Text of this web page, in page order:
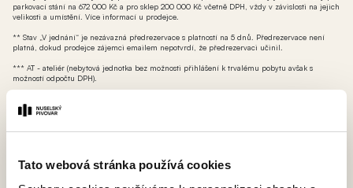
Tato webová stránka používá cookies
parkovací stání na 672 000 Kč a pro sklep 200 000 Kč včetně DPH, vždy v závislosti na jejich
velikosti a umístění. Více informací u prodejce.
** Stav „V jednání“ je nezávazná předrezervace s platností na 5 dnů. Předrezervace není
platná, dokud prodejce zájemci emailem nepotvrdí, že předrezervaci učinil.
*** AT - ateliér (nebytová jednotka bez možnosti přihlášení k trvalému pobytu avšak s
možností odpočtu DPH).
ZPĚT DO CENÍKU